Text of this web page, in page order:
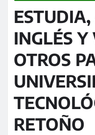
INGLÉS Y
OTROS
RETOÑO